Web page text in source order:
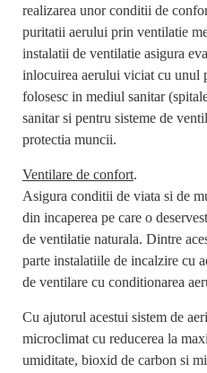
realizarea unor conditii de
puritatii aerului prin ventilatie
instalatii de ventilatie asigura
inlocuirea aerului viciat cu unul
folosesc in mediul sanitar
sanitar si pentru sisteme de
protectia muncii.
Ventilare de confort.
Asigura conditii de viata si de
din incaperea pe care o
de ventilatie naturala. Dintre
parte instalatiile de incalzire cu
de ventilare cu conditionarea
Cu ajutorul acestui sistem de
microclimat cu reducerea la
umiditate, bioxid de carbon si